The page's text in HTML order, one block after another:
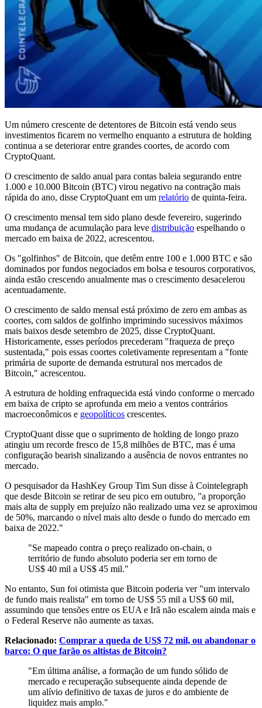
Um número crescente de detentores de Bitcoin está vendo seus
investimentos ficarem no vermelho enquanto a estrutura de holding
continua a se deteriorar entre grandes coortes, de acordo com
CryptoQuant.
O crescimento de saldo anual para contas baleia segurando entre
1.000 e 10.000 Bitcoin (BTC) virou negativo na contração mais
rápida do ano, disse CryptoQuant em um relatório de quinta-feira.
O crescimento mensal tem sido plano desde fevereiro, sugerindo
uma mudança de acumulação para leve distribuição espelhando o
mercado em baixa de 2022, acrescentou.
Os "golfinhos" de Bitcoin, que detêm entre 100 e 1.000 BTC e são
dominados por fundos negociados em bolsa e tesouros corporativos,
ainda estão crescendo anualmente mas o crescimento desacelerou
acentuadamente.
O crescimento de saldo mensal está próximo de zero em ambas as
coortes, com saldos de golfinho imprimindo sucessivos máximos
mais baixos desde setembro de 2025, disse CryptoQuant.
Historicamente, esses períodos precederam "fraqueza de preço
sustentada," pois essas coortes coletivamente representam a "fonte
primária de suporte de demanda estrutural nos mercados de
Bitcoin," acrescentou.
A estrutura de holding enfraquecida está vindo conforme o mercado
em baixa de cripto se aprofunda em meio a ventos contrários
macroeconômicos e geopolíticos crescentes.
CryptoQuant disse que o suprimento de holding de longo prazo
atingiu um recorde fresco de 15,8 milhões de BTC, mas é uma
configuração bearish sinalizando a ausência de novos entrantes no
mercado.
O pesquisador da HashKey Group Tim Sun disse à Cointelegraph
que desde Bitcoin se retirar de seu pico em outubro, "a proporção
mais alta de supply em prejuízo não realizado uma vez se aproximou
de 50%, marcando o nível mais alto desde o fundo do mercado em
baixa de 2022."
"Se mapeado contra o preço realizado on-chain, o
território de fundo absoluto poderia ser em torno de
US$ 40 mil a US$ 45 mil."
No entanto, Sun foi otimista que Bitcoin poderia ver "um intervalo
de fundo mais realista" em torno de US$ 55 mil a US$ 60 mil,
assumindo que tensões entre os EUA e Irã não escalem ainda mais e
o Federal Reserve não aumente as taxas.
Relacionado: Comprar a queda de US$ 72 mil, ou abandonar o
barco: O que farão os altistas de Bitcoin?
"Em última análise, a formação de um fundo sólido de
mercado e recuperação subsequente ainda depende de
um alívio definitivo de taxas de juros e do ambiente de
liquidez mais amplo."